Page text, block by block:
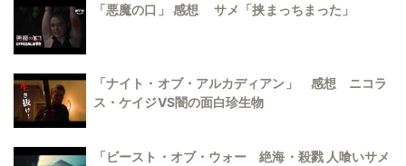
「悪魔の口」 感想 サメ「挟まっちまった」
「ナイト・オブ・アルカディアン」 感想 ニコラ
ス・ケイジVS闇の面白珍生物
「ビースト・オブ・ウォー 絶海・殺戮 人喰いサメ